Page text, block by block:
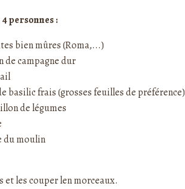
personnes :
bien mûres (Roma,...)
de campagne dur
basilic frais (grosses feuilles de préférence)
de légumes
du moulin
et les couper len morceaux.